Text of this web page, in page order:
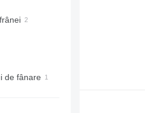
de fânare